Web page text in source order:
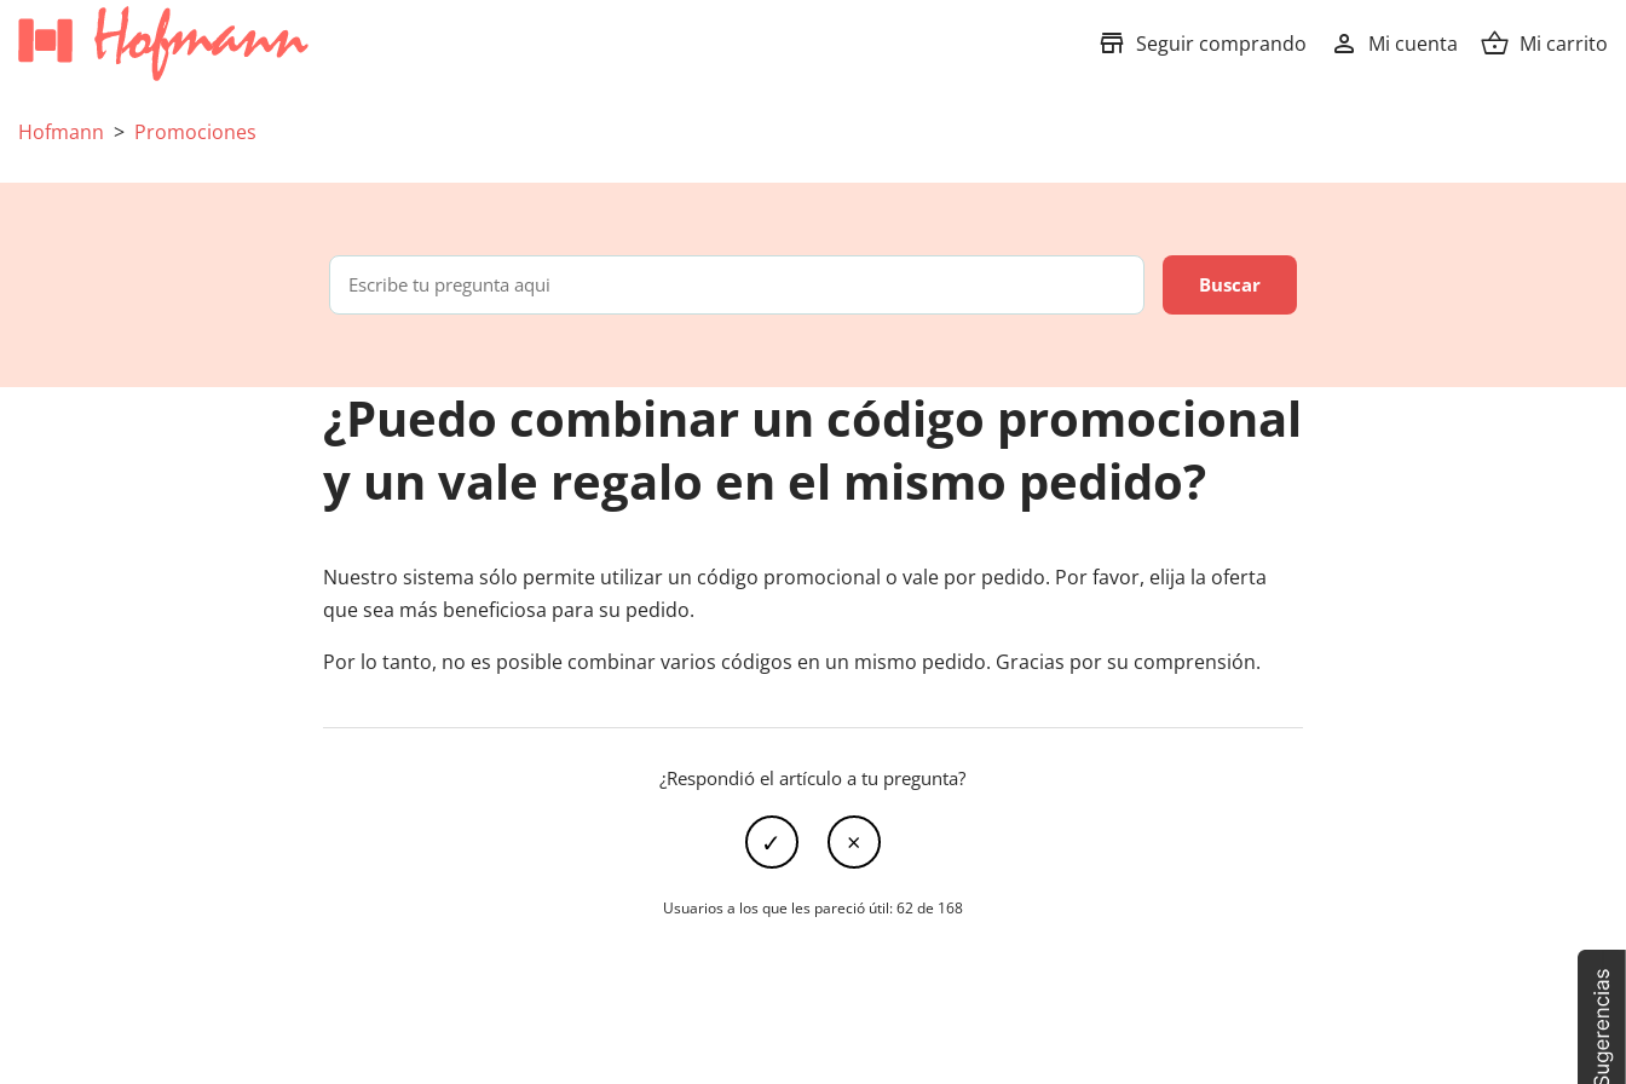
store Seguir comprando person Mi cuenta shopping_basket Mi carrito
Hofmann Promociones
¿Puedo combinar un código promocional
y un vale regalo en el mismo pedido?
Nuestro sistema sólo permite utilizar un código promocional o vale por pedido. Por favor, elija la oferta
que sea más beneficiosa para su pedido.
Por lo tanto, no es posible combinar varios códigos en un mismo pedido. Gracias por su comprensión.
¿Respondió el artículo a tu pregunta?
Usuarios a los que les pareció útil: 62 de 168